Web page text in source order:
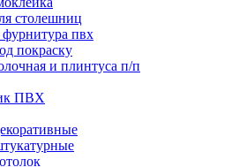
столешниц
пвх
покраску
и плинтуса п/п
ПВХ